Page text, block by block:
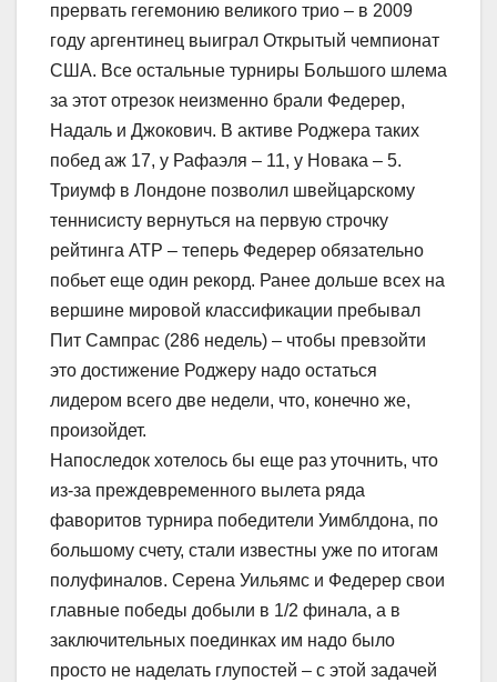
прервать гегемонию великого трио – в 2009
году аргентинец выиграл Открытый чемпионат
США. Все остальные турниры Большого шлема
за этот отрезок неизменно брали Федерер,
Надаль и Джокович. В активе Роджера таких
побед аж 17, у Рафаэля – 11, у Новака – 5.
Триумф в Лондоне позволил швейцарскому
теннисисту вернуться на первую строчку
рейтинга АТР – теперь Федерер обязательно
побьет еще один рекорд. Ранее дольше всех на
вершине мировой классификации пребывал
Пит Сампрас (286 недель) – чтобы превзойти
это достижение Роджеру надо остаться
лидером всего две недели, что, конечно же,
произойдет.
Напоследок хотелось бы еще раз уточнить, что
из-за преждевременного вылета ряда
фаворитов турнира победители Уимблдона, по
большому счету, стали известны уже по итогам
полуфиналов. Серена Уильямс и Федерер свои
главные победы добыли в 1/2 финала, а в
заключительных поединках им надо было
просто не наделать глупостей – с этой задачей